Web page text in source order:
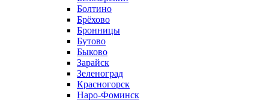
Болтино
Брёхово
Бронницы
Бутово
Быково
Зарайск
Зеленоград
Красногорск
Наро-Фоминск